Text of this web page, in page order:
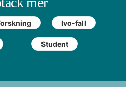
Ivo-fall
Student